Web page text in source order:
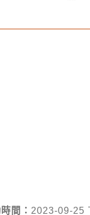
間： 2023-09-25